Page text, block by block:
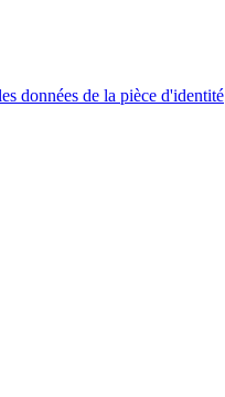
données de la pièce d'identité